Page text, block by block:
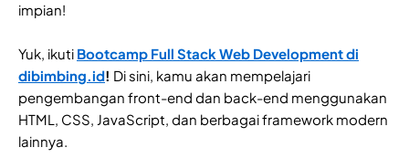
impian!
Yuk, ikuti Bootcamp Full Stack Web Development di
dibimbing.id! Di sini, kamu akan mempelajari
pengembangan front-end dan back-end menggunakan
HTML, CSS, JavaScript, dan berbagai framework modern
lainnya.